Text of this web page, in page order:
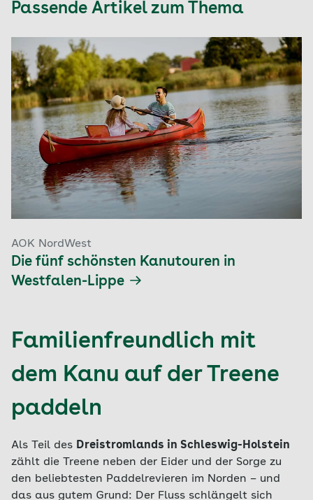
Passende Artikel zum Thema
AOK NordWest
Die fünf schönsten Kanutouren in
Westfalen-Lippe
Familienfreundlich mit
dem Kanu auf der Treene
paddeln
Als Teil des Dreistromlands in Schleswig-Holstein
zählt die Treene neben der Eider und der Sorge zu
den beliebtesten Paddelrevieren im Norden – und
das aus gutem Grund: Der Fluss schlängelt sich